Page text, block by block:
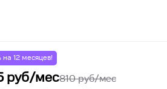
на 12месяцев!
руб/мес810руб/мес